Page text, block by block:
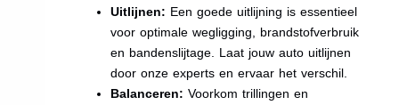
Uitlijnen: Een goede uitlijning is essentieel
voor optimale wegligging, brandstofverbruik
en bandenslijtage. Laat jouw auto uitlijnen
door onze experts en ervaar het verschil.
Balanceren: Voorkom trillingen en